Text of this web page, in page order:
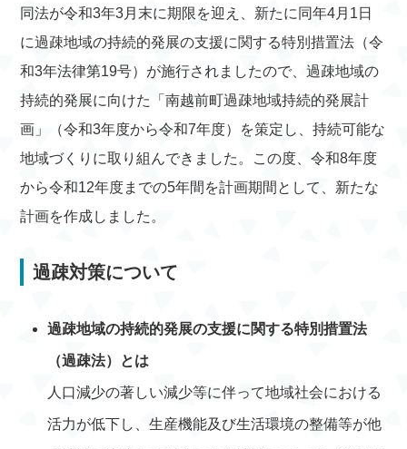
同法が令和3年3月末に期限を迎え、新たに同年4月1日
に過疎地域の持続的発展の支援に関する特別措置法（令
和3年法律第19号）が施行されましたので、過疎地域の
持続的発展に向けた「南越前町過疎地域持続的発展計
画」（令和3年度から令和7年度）を策定し、持続可能な
地域づくりに取り組んできました。この度、令和8年度
から令和12年度までの5年間を計画期間として、新たな
計画を作成しました。
過疎対策について
過疎地域の持続的発展の支援に関する特別措置法
（過疎法）とは
人口減少の著しい減少等に伴って地域社会における
活力が低下し、生産機能及び生活環境の整備等が他